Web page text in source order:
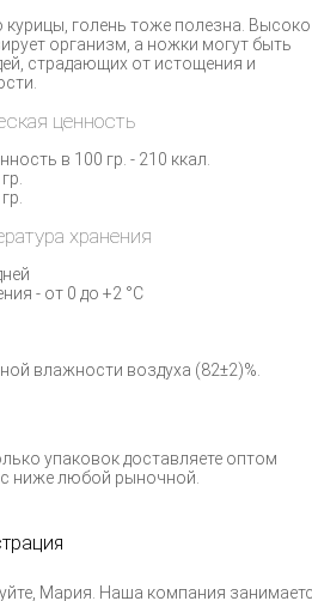
курицы, голень тоже полезна.
организм, а ножки могут быть
страдающих от истощения и
ценность
в 100 гр. - 210 ккал.
хранения
- от 0 до +2 °C
влажности воздуха (82±2)%.
упаковок доставляете оптом
ниже любой рыночной.
Мария. Наша компания